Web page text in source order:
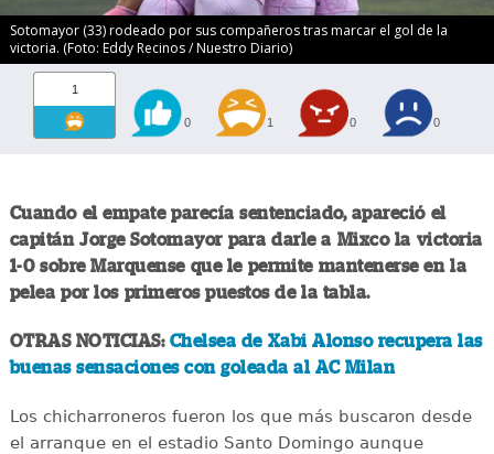
Sotomayor (33) rodeado por sus compañeros tras marcar el gol de la
victoria. (Foto: Eddy Recinos / Nuestro Diario)
1
0 1 0 0
Cuando el empate parecía sentenciado, apareció el
capitán Jorge Sotomayor para darle a Mixco la victoria
1-0 sobre Marquense que le permite mantenerse en la
pelea por los primeros puestos de la tabla.
OTRAS NOTICIAS: Chelsea de Xabi Alonso recupera las
buenas sensaciones con goleada al AC Milan
Los chicharroneros fueron los que más buscaron desde
el arranque en el estadio Santo Domingo aunque